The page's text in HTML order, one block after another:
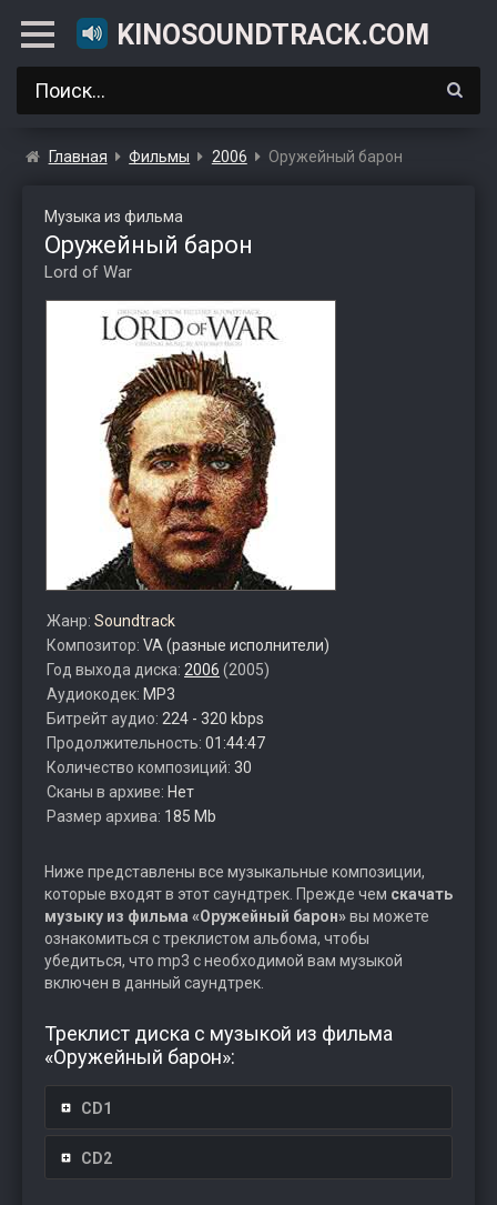
KINOSOUNDTRACK.COM
Главная Фильмы 2006 Оружейный барон
Музыка из фильма
Оружейный барон
Lord of War
Жанр: Soundtrack
Композитор: VA (разные исполнители)
Год выхода диска: 2006 (2005)
Аудиокодек: MP3
Битрейт аудио: 224 - 320 kbps
Продолжительность: 01:44:47
Количество композиций: 30
Сканы в архиве: Нет
Размер архива: 185 Mb
Ниже представлены все музыкальные композиции,
которые входят в этот саундтрек. Прежде чем скачать
музыку из фильма «Оружейный барон»вы можете
ознакомиться с треклистом альбома, чтобы
убедиться, что mp3 с необходимой вам музыкой
включен в данный саундтрек.
Треклист диска с музыкой из фильма
«Оружейный барон»:
CD1
CD2